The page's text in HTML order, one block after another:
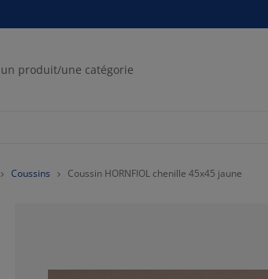
Coussins Coussin HORNFIOL chenille 45x45 jaune